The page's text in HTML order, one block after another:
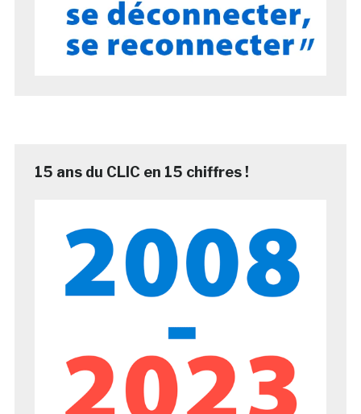
15 ans du CLIC en 15 chiffres !